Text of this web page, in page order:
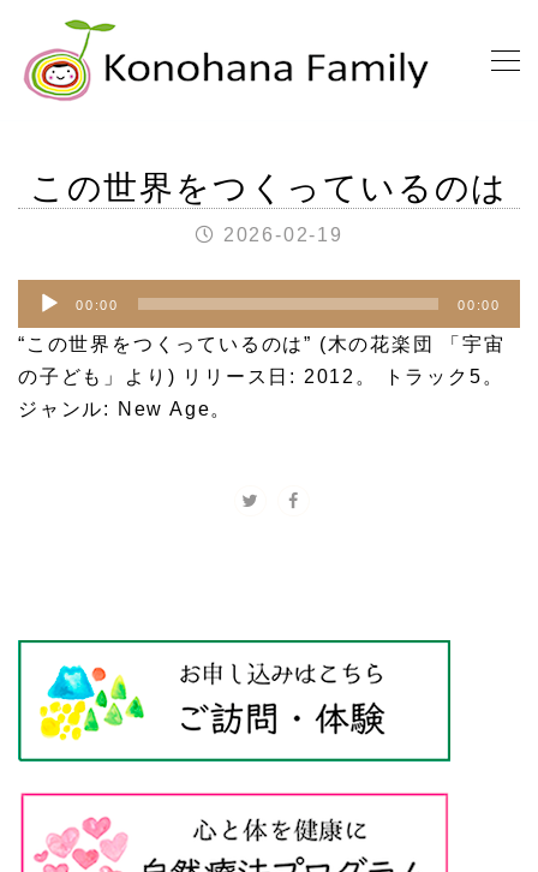
この世界をつくっているのは
2026-02-19
声
プ
レ
ー
00:00 00:00
“この世界をつくっているのは” (木の花楽団 「宇宙
の子ども」より) リリース日: 2012。 トラック5。
ジャンル: New Age。